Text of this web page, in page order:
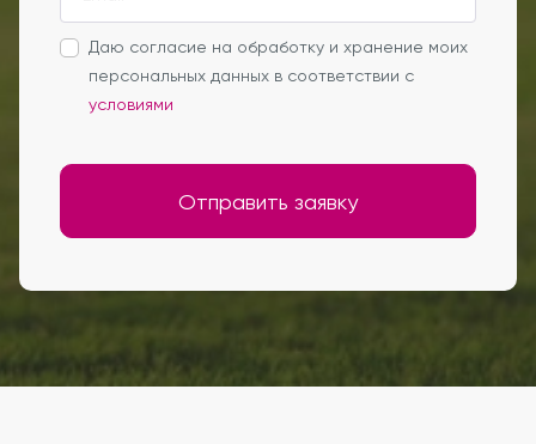
Даю согласие на обработку и хранение моих
персональных данных в соответствии с
условиями
Отправить заявку